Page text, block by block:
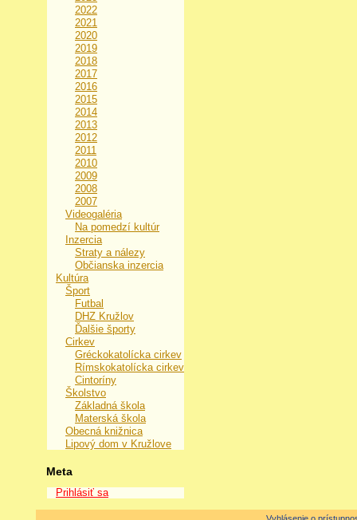
2022
2021
2020
2019
2018
2017
2016
2015
2014
2013
2012
2011
2010
2009
2008
2007
Videogaléria
Na pomedzí kultúr
Inzercia
Straty a nálezy
Občianska inzercia
Kultúra
Šport
Futbal
DHZ Kružlov
Ďalšie športy
Cirkev
Gréckokatolícka cirkev
Rímskokatolícka cirkev
Cintoríny
Školstvo
Základná škola
Materská škola
Obecná knižnica
Lipový dom v Kružlove
Meta
Prihlásiť sa